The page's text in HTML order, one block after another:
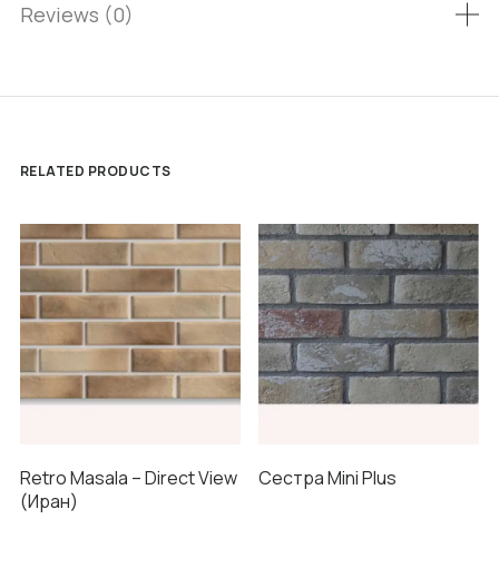
Reviews (0)
RELATED PRODUCTS
Retro Masala – Direct View
(Иран)
Сестра Mini Plus